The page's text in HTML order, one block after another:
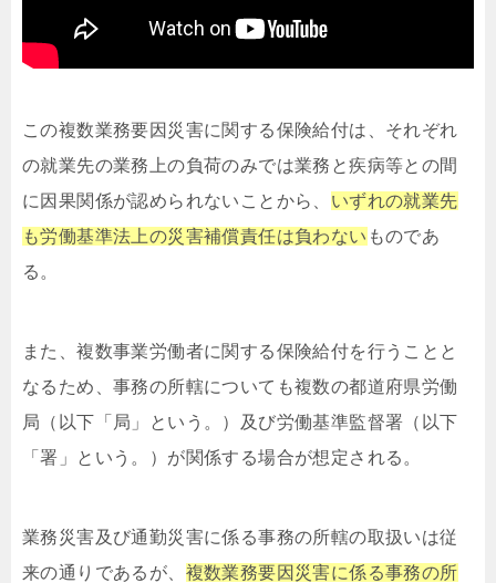
この複数業務要因災害に関する保険給付は、それぞれ
の就業先の業務上の負荷のみでは業務と疾病等との間
に因果関係が認められないことから、 いずれの就業先
も労働基準法上の災害補償責任は負わない ものであ
る。
また、複数事業労働者に関する保険給付を行うことと
なるため、事務の所轄についても複数の都道府県労働
局（以下「局」という。）及び労働基準監督署（以下
「署」という。）が関係する場合が想定される。
業務災害及び通勤災害に係る事務の所轄の取扱いは従
来の通りであるが、 複数業務要因災害に係る事務の所